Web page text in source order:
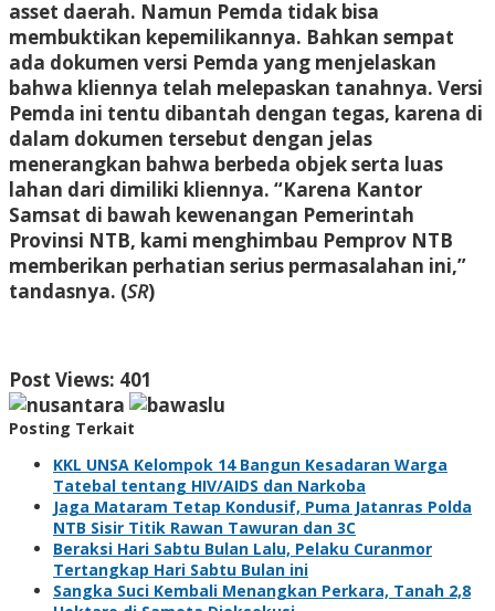
asset daerah. Namun Pemda tidak bisa
membuktikan kepemilikannya. Bahkan sempat
ada dokumen versi Pemda yang menjelaskan
bahwa kliennya telah melepaskan tanahnya. Versi
Pemda ini tentu dibantah dengan tegas, karena di
dalam dokumen tersebut dengan jelas
menerangkan bahwa berbeda objek serta luas
lahan dari dimiliki kliennya. “Karena Kantor
Samsat di bawah kewenangan Pemerintah
Provinsi NTB, kami menghimbau Pemprov NTB
memberikan perhatian serius permasalahan ini,”
tandasnya. (SR)
Post Views: 401
Posting Terkait
KKL UNSA Kelompok 14 Bangun Kesadaran Warga
Tatebal tentang HIV/AIDS dan Narkoba
Jaga Mataram Tetap Kondusif, Puma Jatanras Polda
NTB Sisir Titik Rawan Tawuran dan 3C
Beraksi Hari Sabtu Bulan Lalu, Pelaku Curanmor
Tertangkap Hari Sabtu Bulan ini
Sangka Suci Kembali Menangkan Perkara, Tanah 2,8